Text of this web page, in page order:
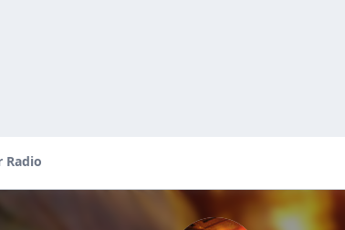
Radio